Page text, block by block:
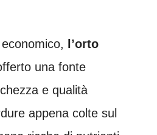
l’orto
una fonte
e qualità
appena colte sul